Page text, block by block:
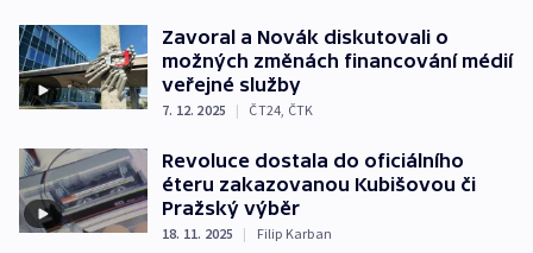
Zavoral a Novák diskutovali o
možných změnách financování médií
veřejné služby
7. 12. 2025 | ČT24 ČTK
Revoluce dostala do oficiálního
éteru zakazovanou Kubišovou či
Pražský výběr
18. 11. 2025 | Filip Karban